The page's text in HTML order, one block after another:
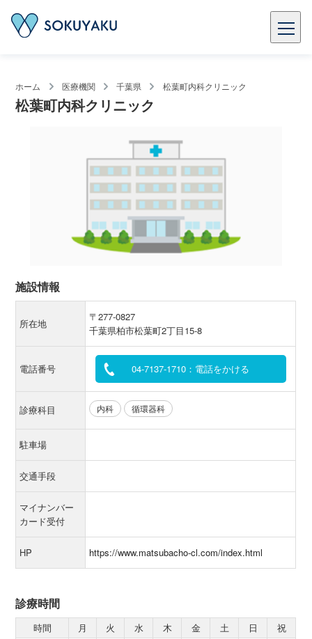
ホーム 医療機関 千葉県 松葉町内科クリニック
松葉町内科クリニック
施設情報
所在地
〒277-0827
千葉県柏市松葉町2丁目15-8
電話番号 04-7137-1710：電話をかける
診療科目 内科 循環器科
駐車場
交通手段
マイナンバー
カード受付
HP https://www.matsubacho-cl.com/index.html
診療時間
時間 月 火 水 木 金 土 日
祝